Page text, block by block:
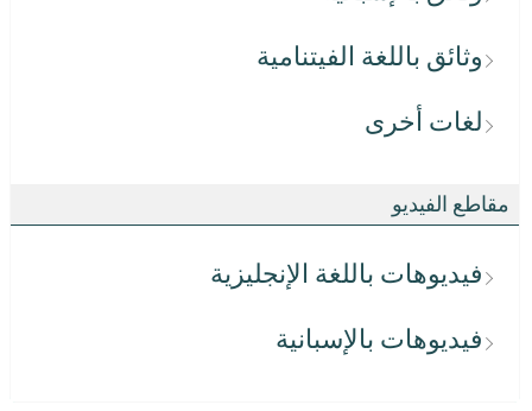
وثائق باللغة الفيتنامية
لغات أخرى
مقاطع الفيديو
فيديوهات باللغة الإنجليزية
فيديوهات بالإسبانية